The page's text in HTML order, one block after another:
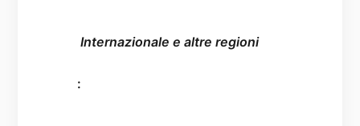
    Internazionale e altre regioni